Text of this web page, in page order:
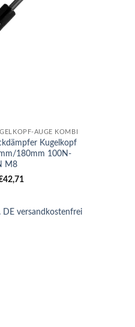
AUGE KOMBI
Kugelkopf
180mm 100N-
M8
42,71
DE versandkostenfrei